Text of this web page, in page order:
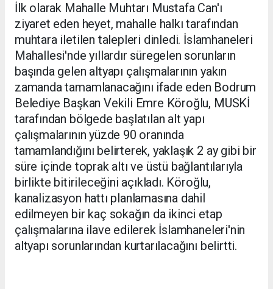
İlk olarak Mahalle Muhtarı Mustafa Can'ı
ziyaret eden heyet, mahalle halkı tarafından
muhtara iletilen talepleri dinledi. İslamhaneleri
Mahallesi'nde yıllardır süregelen sorunların
başında gelen altyapı çalışmalarının yakın
zamanda tamamlanacağını ifade eden Bodrum
Belediye Başkan Vekili Emre Köroğlu, MUSKİ
tarafından bölgede başlatılan alt yapı
çalışmalarının yüzde 90 oranında
tamamlandığını belirterek, yaklaşık 2 ay gibi bir
süre içinde toprak altı ve üstü bağlantılarıyla
birlikte bitirileceğini açıkladı. Köroğlu,
kanalizasyon hattı planlamasına dahil
edilmeyen bir kaç sokağın da ikinci etap
çalışmalarına ilave edilerek İslamhaneleri'nin
altyapı sorunlarından kurtarılacağını belirtti.